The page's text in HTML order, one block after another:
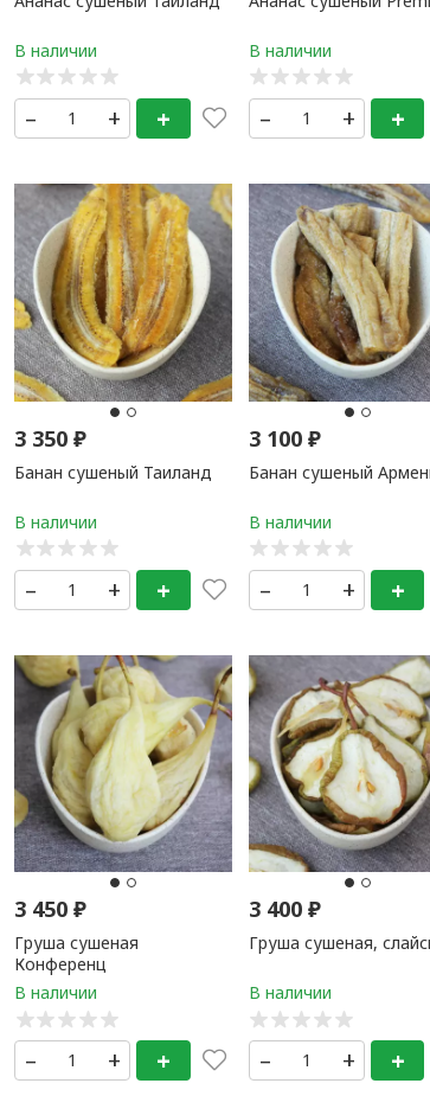
– + + – + +
3 350₽
Банан сушеный Таиланд
– + +
3 100₽
Банан сушеный
– + +
3 450₽
Груша сушеная
Конференц
– + +
3 400₽
Груша сушеная,
– + +